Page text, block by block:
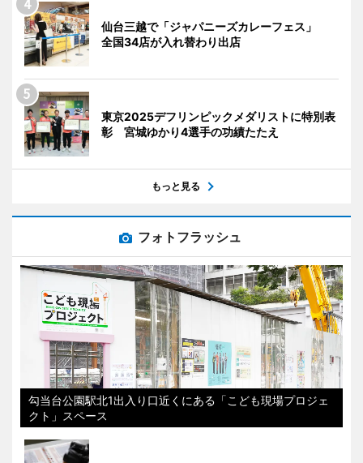
仙台三越で「ジャパニーズカレーフェス」
全国34店が入れ替わり出店
東京2025デフリンピックメダリストに特別表
彰 宮城ゆかり4選手の功績たたえ
もっと見る
フォトフラッシュ
勾当台公園駅北1出入り口近くにある「こども現場プロジェ
クト」スペース